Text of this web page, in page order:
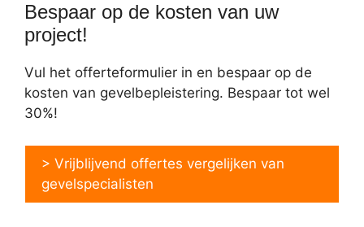
Bespaar op de kosten van uw
project!
Vul het offerteformulier in en bespaar op de
kosten van gevelbepleistering. Bespaar tot wel
30%!
> Vrijblijvend offertes vergelijken van
gevelspecialisten